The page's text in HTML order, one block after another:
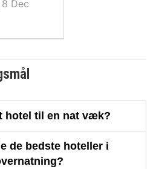
Dec
hotel til en nat væk?
de bedste hoteller i